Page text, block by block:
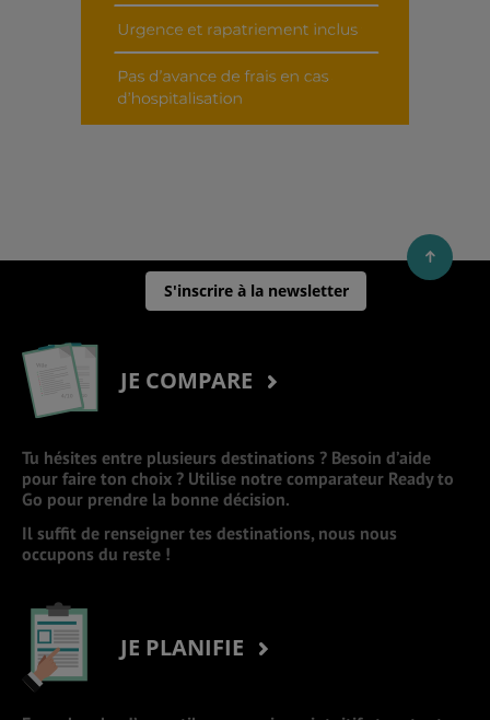
S'inscrire à la newsletter
JE COMPARE
Tu hésites entre plusieurs destinations ? Besoin d’aide
pour faire ton choix ? Utilise notre comparateur Ready to
Go pour prendre la bonne décision.
Il suffit de renseigner tes destinations, nous nous
occupons du reste !
JE PLANIFIE